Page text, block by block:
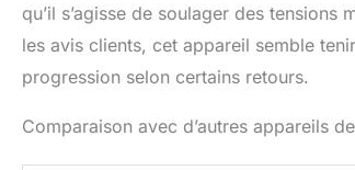
qu’il s’agisse de soulager des
les avis clients, cet appareil semble
progression selon certains retours.
Comparaison avec d’autres appareils